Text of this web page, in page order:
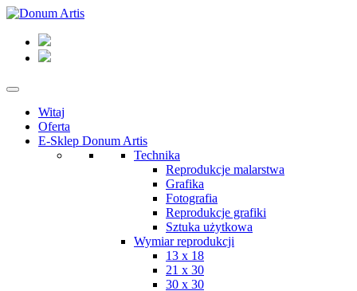
Witaj
Oferta
E-Sklep Donum Artis
Technika
Reprodukcje malarstwa
Grafika
Fotografia
Reprodukcje grafiki
Sztuka użytkowa
Wymiar reprodukcji
13 x 18
21 x 30
30 x 30